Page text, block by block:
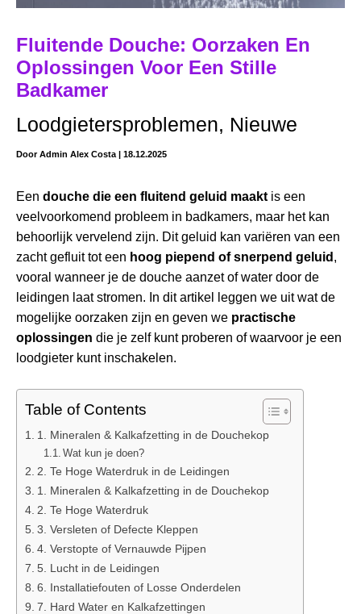
Fluitende Douche: Oorzaken En
Oplossingen Voor Een Stille
Badkamer
Loodgietersproblemen, Nieuwe
DoorAdmin Alex Costa 18.12.2025
Een douche die een fluitend geluid maakt is een
veelvoorkomend probleem in badkamers, maar het kan
behoorlijk vervelend zijn. Dit geluid kan variëren van een
zacht gefluit tot een hoog piepend of snerpend geluid ,
vooral wanneer je de douche aanzet of water door de
leidingen laat stromen. In dit artikel leggen we uit wat de
mogelijke oorzaken zijn en geven we practische
oplossingen die je zelf kunt proberen of waarvoor je een
loodgieter kunt inschakelen.
Table of Contents
1. Mineralen & Kalkafzetting in de Douchekop
Wat kun je doen?
2. Te Hoge Waterdruk in de Leidingen
1. Mineralen & Kalkafzetting in de Douchekop
2. Te Hoge Waterdruk
3. Versleten of Defecte Kleppen
4. Verstopte of Vernauwde Pijpen
5. Lucht in de Leidingen
6. Installatiefouten of Losse Onderdelen
7. Hard Water en Kalkafzettingen